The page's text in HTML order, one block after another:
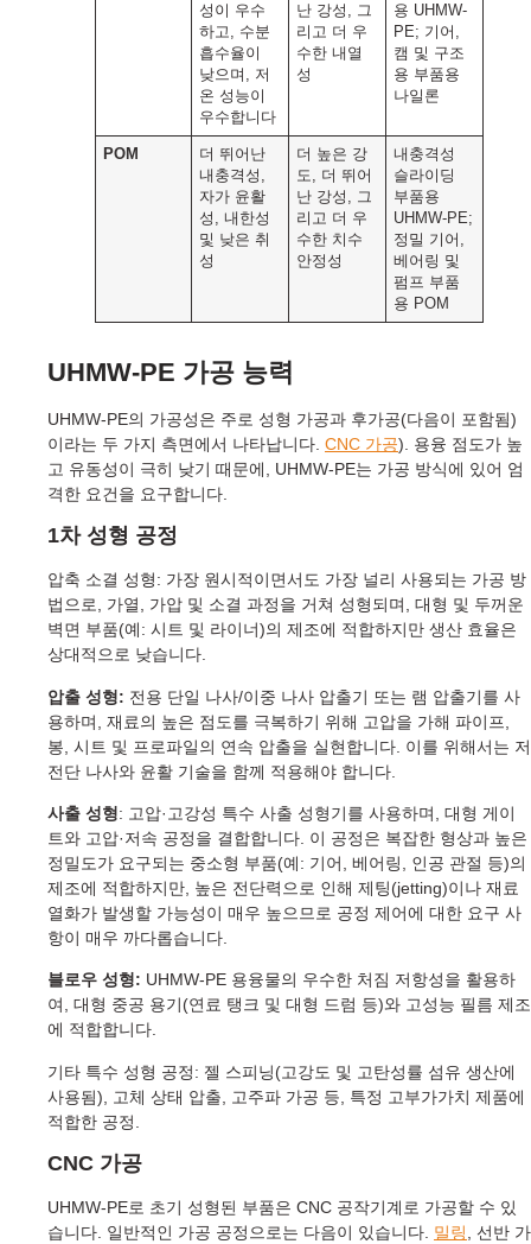
성이 우수
하고, 수분
흡수율이
낮으며, 저
온 성능이
우수합니다
난 강성, 그
리고 더 우
수한 내열
성
용 UHMW-
PE; 기어,
캠 및 구조
용 부품용
나일론
POM
더 뛰어난
내충격성,
자가 윤활
성, 내한성
및 낮은 취
성
더 높은 강
도, 더 뛰어
난 강성, 그
리고 더 우
수한 치수
안정성
내충격성
슬라이딩
부품용
UHMW-PE;
정밀 기어,
베어링 및
펌프 부품
용 POM
UHMW-PE 가공 능력
UHMW-PE의 가공성은 주로 성형 가공과 후가공(다음이 포함됨)
이라는 두 가지 측면에서 나타납니다. CNC 가공). 용융 점도가 높
고 유동성이 극히 낮기 때문에, UHMW-PE는 가공 방식에 있어 엄
격한 요건을 요구합니다.
1차 성형 공정
압축 소결 성형: 가장 원시적이면서도 가장 널리 사용되는 가공 방
법으로, 가열, 가압 및 소결 과정을 거쳐 성형되며, 대형 및 두꺼운
벽면 부품(예: 시트 및 라이너)의 제조에 적합하지만 생산 효율은
상대적으로 낮습니다.
압출 성형: 전용 단일 나사/이중 나사 압출기 또는 램 압출기를 사
용하며, 재료의 높은 점도를 극복하기 위해 고압을 가해 파이프,
봉, 시트 및 프로파일의 연속 압출을 실현합니다. 이를 위해서는 저
전단 나사와 윤활 기술을 함께 적용해야 합니다.
사출 성형: 고압·고강성 특수 사출 성형기를 사용하며, 대형 게이
트와 고압·저속 공정을 결합합니다. 이 공정은 복잡한 형상과 높은
정밀도가 요구되는 중소형 부품(예: 기어, 베어링, 인공 관절 등)의
제조에 적합하지만, 높은 전단력으로 인해 제팅(jetting)이나 재료
열화가 발생할 가능성이 매우 높으므로 공정 제어에 대한 요구 사
항이 매우 까다롭습니다.
블로우 성형: UHMW-PE 용융물의 우수한 처짐 저항성을 활용하
여, 대형 중공 용기(연료 탱크 및 대형 드럼 등)와 고성능 필름 제조
에 적합합니다.
기타 특수 성형 공정: 젤 스피닝(고강도 및 고탄성률 섬유 생산에
사용됨), 고체 상태 압출, 고주파 가공 등, 특정 고부가가치 제품에
적합한 공정.
CNC 가공
UHMW-PE로 초기 성형된 부품은 CNC 공작기계로 가공할 수 있
습니다. 일반적인 가공 공정으로는 다음이 있습니다. 밀링, 선반 가